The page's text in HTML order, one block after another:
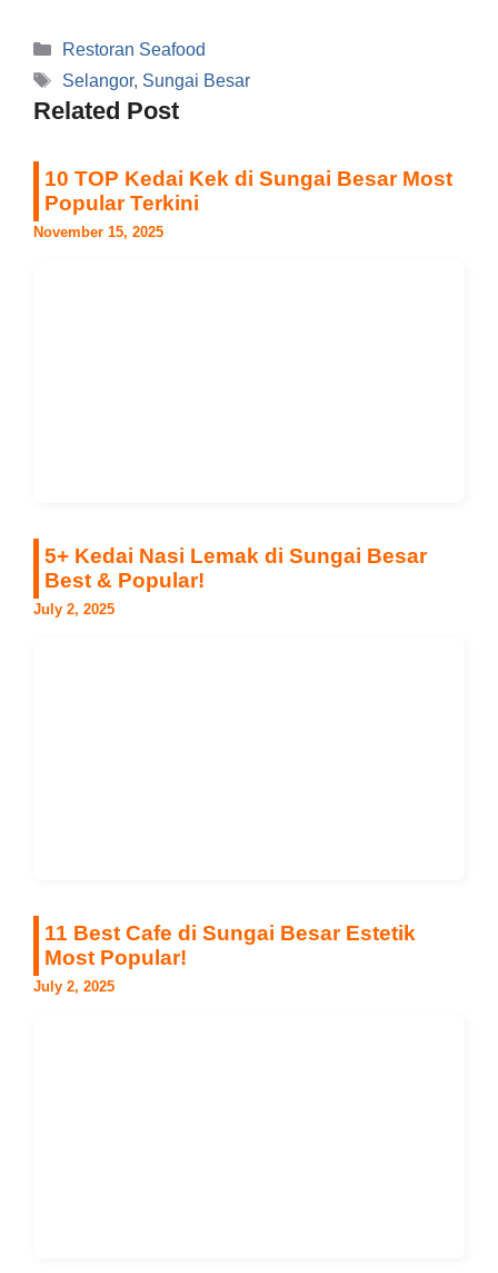
Categories
Restoran Seafood
Tags
Selangor, Sungai Besar
Related Post
10 TOP Kedai Kek di Sungai Besar Most
Popular Terkini
November 15, 2025
5+ Kedai Nasi Lemak di Sungai Besar
Best & Popular!
July 2, 2025
11 Best Cafe di Sungai Besar Estetik
Most Popular!
July 2, 2025